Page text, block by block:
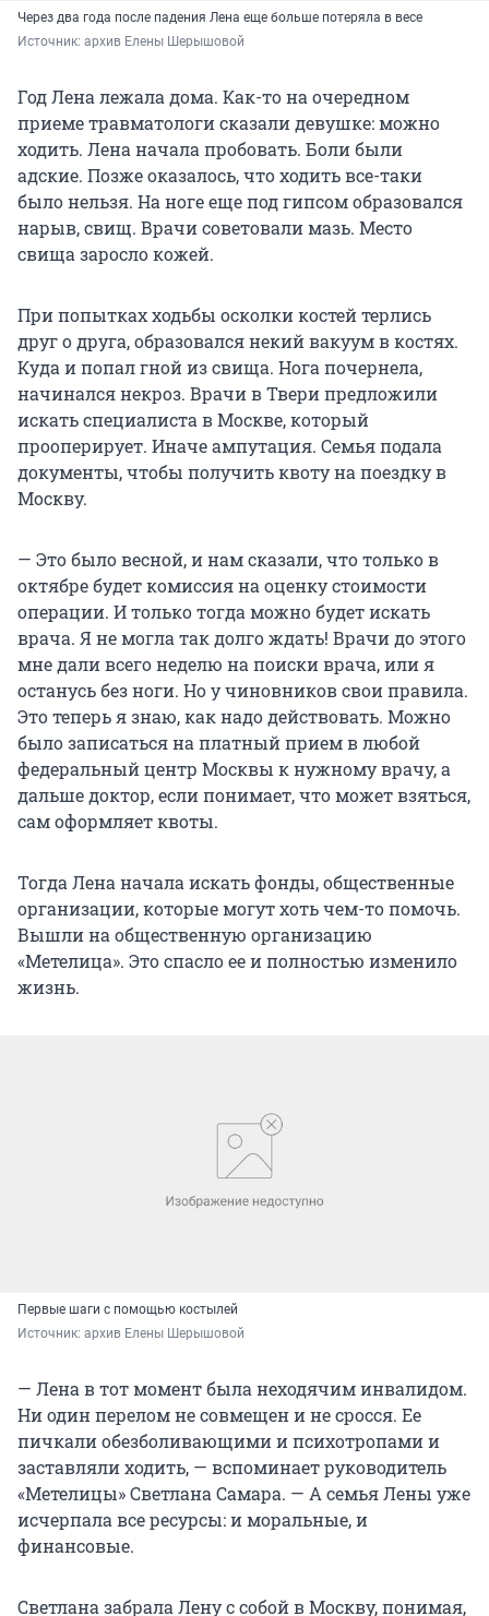
Через два года после падения Лена еще больше потеряла в весе
Источник: архив Елены Шерышовой
Год Лена лежала дома. Как-то на очередном
приеме травматологи сказали девушке: можно
ходить. Лена начала пробовать. Боли были
адские. Позже оказалось, что ходить все-таки
было нельзя. На ноге еще под гипсом образовался
нарыв, свищ. Врачи советовали мазь. Место
свища заросло кожей.
При попытках ходьбы осколки костей терлись
друг о друга, образовался некий вакуум в костях.
Куда и попал гной из свища. Нога почернела,
начинался некроз. Врачи в Твери предложили
искать специалиста в Москве, который
прооперирует. Иначе ампутация. Семья подала
документы, чтобы получить квоту на поездку в
Москву.
— Это было весной, и нам сказали, что только в
октябре будет комиссия на оценку стоимости
операции. И только тогда можно будет искать
врача. Я не могла так долго ждать! Врачи до этого
мне дали всего неделю на поиски врача, или я
останусь без ноги. Но у чиновников свои правила.
Это теперь я знаю, как надо действовать. Можно
было записаться на платный прием в любой
федеральный центр Москвы к нужному врачу, а
дальше доктор, если понимает, что может взяться,
сам оформляет квоты.
Тогда Лена начала искать фонды, общественные
организации, которые могут хоть чем-то помочь.
Вышли на общественную организацию
«Метелица». Это спасло ее и полностью изменило
жизнь.
Первые шаги с помощью костылей
Источник: архив Елены Шерышовой
— Лена в тот момент была неходячим инвалидом.
Ни один перелом не совмещен и не сросся. Ее
пичкали обезболивающими и психотропами и
заставляли ходить, — вспоминает руководитель
«Метелицы» Светлана Самара. — А семья Лены уже
исчерпала все ресурсы: и моральные, и
финансовые.
Светлана забрала Лену с собой в Москву, понимая,